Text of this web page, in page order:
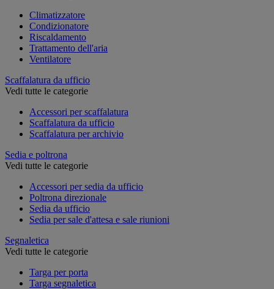
Climatizzatore
Condizionatore
Riscaldamento
Trattamento dell'aria
Ventilatore
Scaffalatura da ufficio
Vedi tutte le categorie
Accessori per scaffalatura
Scaffalatura da ufficio
Scaffalatura per archivio
Sedia e poltrona
Vedi tutte le categorie
Accessori per sedia da ufficio
Poltrona direzionale
Sedia da ufficio
Sedia per sale d'attesa e sale riunioni
Segnaletica
Vedi tutte le categorie
Targa per porta
Targa segnaletica